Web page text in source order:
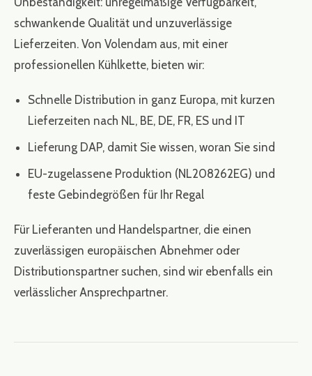
schwankende Qualität und unzuverlässige
Lieferzeiten. Von Volendam aus, mit einer
professionellen Kühlkette, bieten wir:
Schnelle Distribution in ganz Europa, mit kurzen
Lieferzeiten nach NL, BE, DE, FR, ES und IT
Lieferung DAP, damit Sie wissen, woran Sie sind
EU-zugelassene Produktion (NL208262EG) und
feste Gebindegrößen für Ihr Regal
Für Lieferanten und Handelspartner, die einen
zuverlässigen europäischen Abnehmer oder
Distributionspartner suchen, sind wir ebenfalls ein
verlässlicher Ansprechpartner.